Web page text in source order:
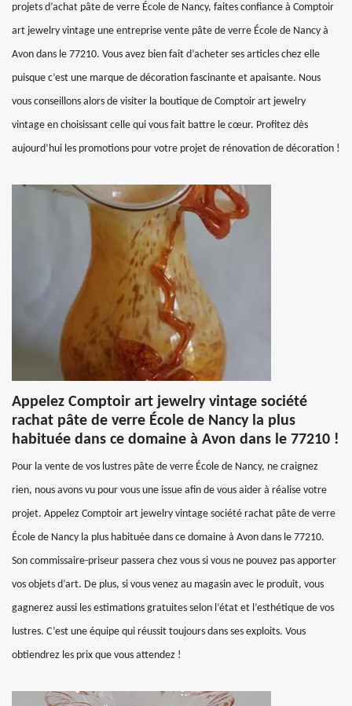
projets d’achat pâte de verre École de Nancy, faites confiance à Comptoir
art jewelry vintage une entreprise vente pâte de verre École de Nancy à
Avon dans le 77210. Vous avez bien fait d’acheter ses articles chez elle
puisque c’est une marque de décoration fascinante et apaisante. Nous
vous conseillons alors de visiter la boutique de Comptoir art jewelry
vintage en choisissant celle qui vous fait battre le cœur. Profitez dès
aujourd’hui les promotions pour votre projet de rénovation de décoration !
Appelez Comptoir art jewelry vintage société
rachat pâte de verre École de Nancy la plus
habituée dans ce domaine à Avon dans le 77210 !
Pour la vente de vos lustres pâte de verre École de Nancy, ne craignez
rien, nous avons vu pour vous une issue afin de vous aider à réalise votre
projet. Appelez Comptoir art jewelry vintage société rachat pâte de verre
École de Nancy la plus habituée dans ce domaine à Avon dans le 77210.
Son commissaire-priseur passera chez vous si vous ne pouvez pas apporter
vos objets d’art. De plus, si vous venez au magasin avec le produit, vous
gagnerez aussi les estimations gratuites selon l’état et l’esthétique de vos
lustres. C’est une équipe qui réussit toujours dans ses exploits. Vous
obtiendrez les prix que vous attendez !